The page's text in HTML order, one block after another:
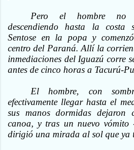
Pero el hombre no
descendiendo hasta la
Sentose en la popa y
centro del Paraná. Allí la
inmediaciones del Iguazú corre
antes de cinco horas a Tacurú-
El hombre, con
efectivamente llegar hasta el
sus manos dormidas
canoa, y tras un nuevo vómito
dirigió una mirada al sol que ya